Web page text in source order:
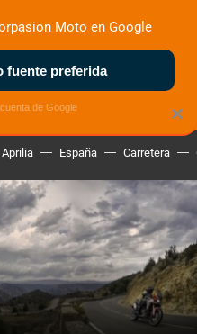
MOTOS ELÉCTRICAS
Aprilia España Carretera
×
Moto en Google
fuente preferida
de Google